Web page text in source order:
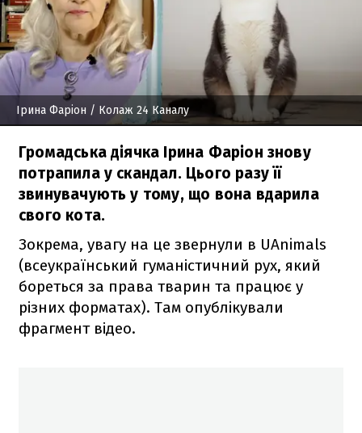
Ірина Фаріон / Колаж 24 Каналу
Громадська діячка Ірина Фаріон знову
потрапила у скандал. Цього разу її
звинувачують у тому, що вона вдарила
свого кота.
Зокрема, увагу на це звернули в UAnimals
(всеукраїнський гуманістичний рух, який
бореться за права тварин та працює у
різних форматах). Там опублікували
фрагмент відео.